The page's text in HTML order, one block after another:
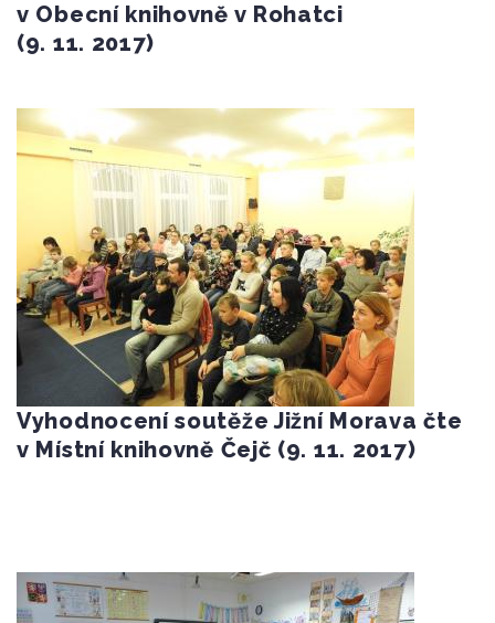
v Obecní knihovně v Rohatci
(9. 11. 2017)
Vyhodnocení soutěže Jižní Morava čte
v Místní knihovně Čejč (9. 11. 2017)